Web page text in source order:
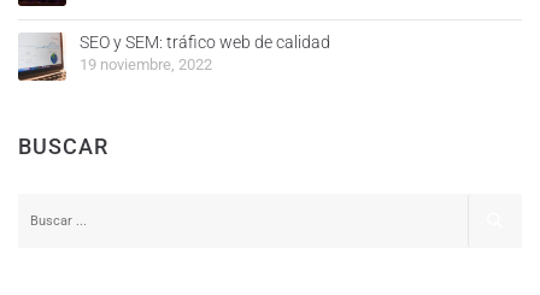
SEO y SEM: tráfico web de calidad
19 noviembre, 2022
BUSCAR